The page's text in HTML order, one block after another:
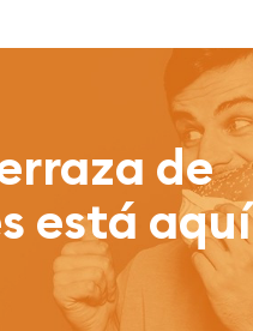
de
está aquí